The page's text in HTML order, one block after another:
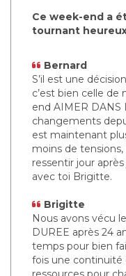
Ce week-end a
tournant
Bernard
S’il est une
c’est bien celle de
end AIMER DANS
changements
est maintenant
moins de tensions,
ressentir jour
avec toi Brigitte.
Brigitte
Nous avons vécu
DUREE après 24
temps pour bien
fois une continuité